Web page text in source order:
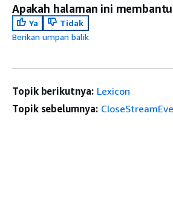
Apakah halaman ini membantu
Ya
Tidak
Berikan umpan balik
Topik berikutnya: Lexicon
Topik sebelumnya: